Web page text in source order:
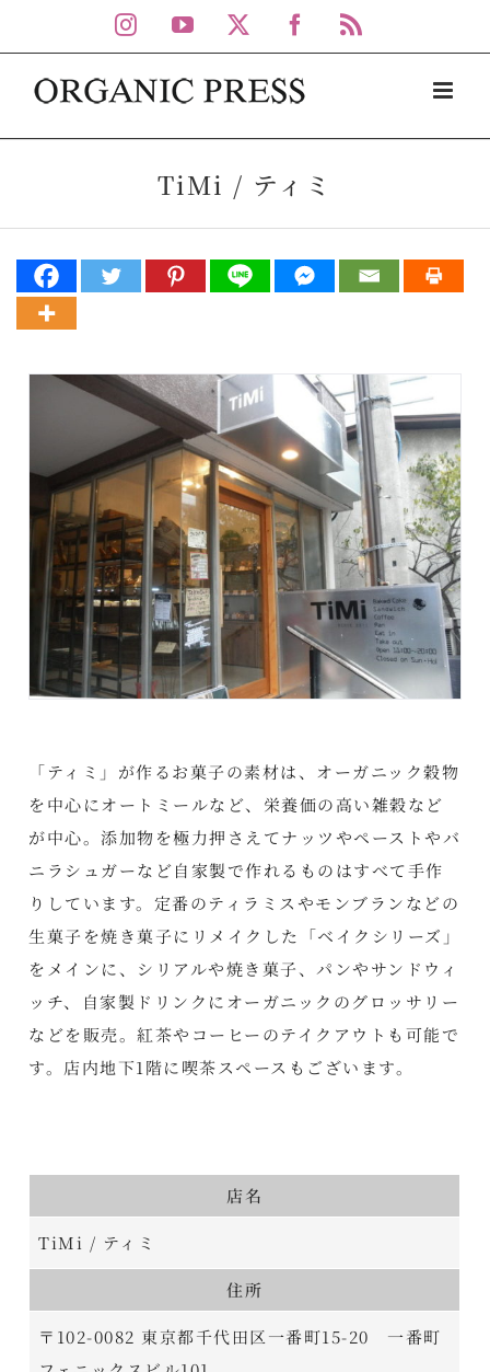
to
content
Instagram
YouTube Facebook
TiMi / ティミ
「ティミ」が作るお菓子の素材は、オーガニック穀物
を中心にオートミールなど、栄養価の高い雑穀など
が中心。添加物を極力押さえてナッツやペーストやバ
ニラシュガーなど自家製で作れるものはすべて手作
りしています。定番のティラミスやモンブランなどの
生菓子を焼き菓子にリメイクした「ベイクシリーズ」
をメインに、シリアルや焼き菓子、パンやサンドウィ
ッチ、自家製ドリンクにオーガニックのグロッサリー
などを販売。紅茶やコーヒーのテイクアウトも可能で
す。店内地下1階に喫茶スペースもございます。
店名
TiMi / ティミ
住所
〒102-0082 東京都千代田区一番町15-20 一番町